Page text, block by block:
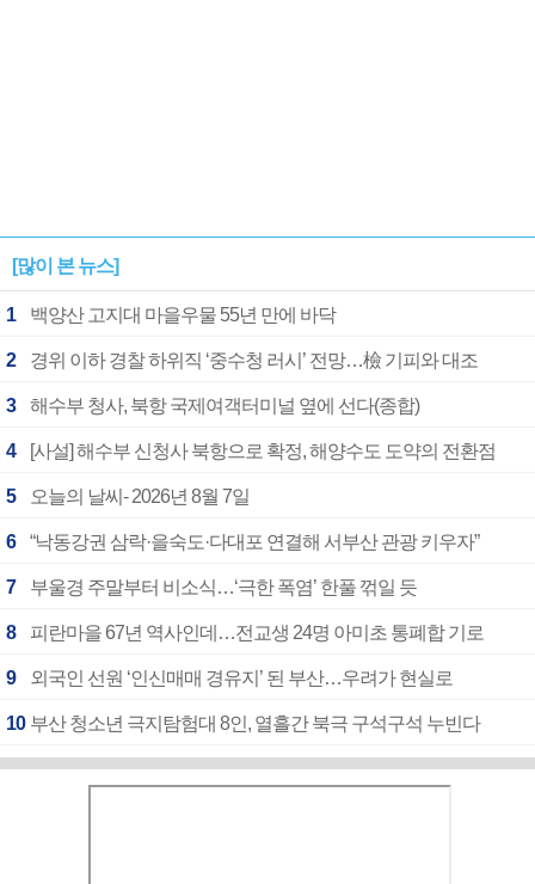
[많이 본 뉴스]
1 백양산 고지대 마을우물 55년 만에 바닥
2 경위 이하 경찰 하위직 ‘중수청 러시’ 전망…檢 기피와 대조
3 해수부 청사, 북항 국제여객터미널 옆에 선다(종합)
4 [사설] 해수부 신청사 북항으로 확정, 해양수도 도약의 전환점
5 오늘의 날씨- 2026년 8월 7일
6 “낙동강권 삼락·을숙도·다대포 연결해 서부산 관광 키우자”
7 부울경 주말부터 비소식…‘극한 폭염’ 한풀 꺾일 듯
8 피란마을 67년 역사인데…전교생 24명 아미초 통폐합 기로
9 외국인 선원 ‘인신매매 경유지’ 된 부산…우려가 현실로
10 부산 청소년 극지탐험대 8인, 열흘간 북극 구석구석 누빈다